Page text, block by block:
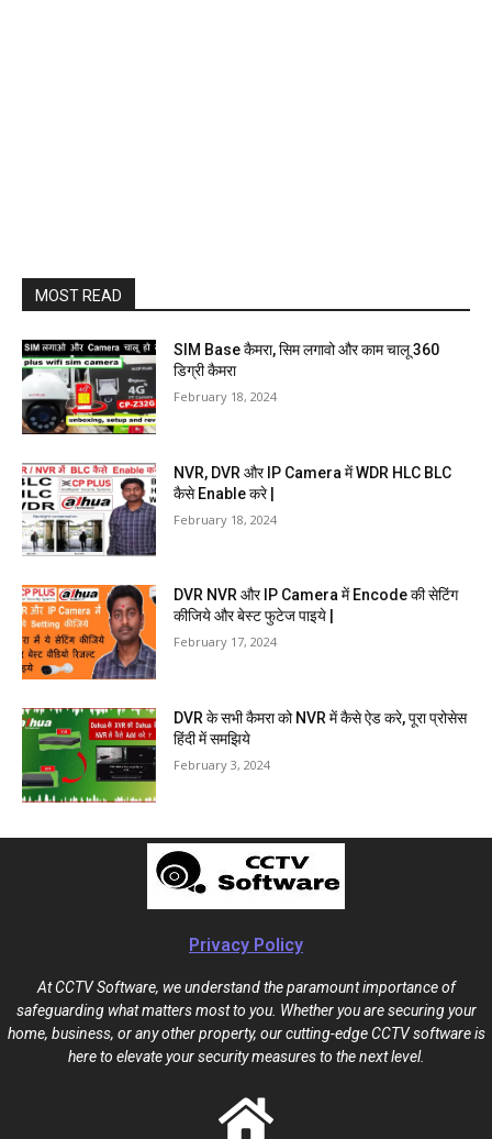
MOST READ
SIM Base कैमरा, सिम लगावो और काम चालू 360
डिग्री कैमरा
February 18, 2024
NVR, DVR और IP Camera में WDR HLC BLC
कैसे Enable करे |
February 18, 2024
DVR NVR और IP Camera में Encode की सेटिंग
कीजिये और बेस्ट फुटेज पाइये |
February 17, 2024
DVR के सभी कैमरा को NVR में कैसे ऐड करे, पूरा प्रोसेस
हिंदी में समझिये
February 3, 2024
Privacy Policy
At CCTV Software, we understand the paramount importance of
safeguarding what matters most to you. Whether you are securing your
home, business, or any other property, our cutting-edge CCTV software is
here to elevate your security measures to the next level.